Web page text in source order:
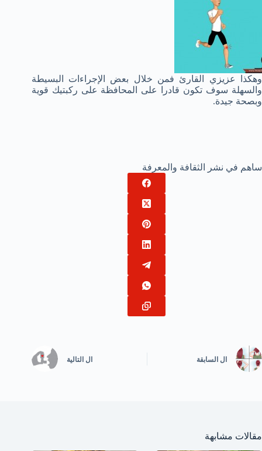
وهكذا عزيزي القارئ فمن خلال بعض الإجراءات البسيطة
والسهلة سوف تكون قادرا على المحافظة على ركبتيك قوية
وبصحة جيدة.
ساهم في نشر الثقافة والمعرفة
ال السابقة ال التالية
مقالات مشابهة